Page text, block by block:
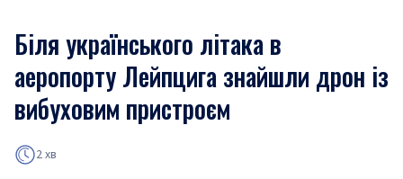
Біля українського літака в
аеропорту Лейпцига знайшли дрон із
вибуховим пристроєм
2 хв